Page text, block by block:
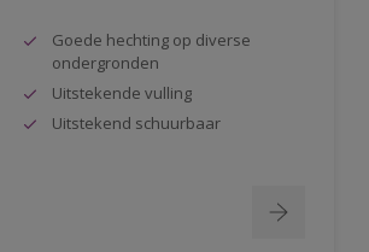
Goede hechting op diverse
ondergronden
Uitstekende vulling
Uitstekend schuurbaar